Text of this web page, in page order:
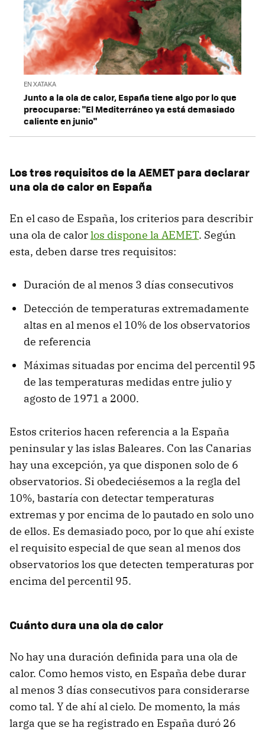
EN XATAKA
Junto a la ola de calor, España tiene algo por lo que
preocuparse: "El Mediterráneo ya está demasiado
caliente en junio"
Los tres requisitos de la AEMET para declarar
una ola de calor en España
En el caso de España, los criterios para describir
una ola de calorlos dispone la AEMET. Según
esta, deben darse tres requisitos:
Duración de al menos 3 días consecutivos
Detección de temperaturas extremadamente
altas en al menos el 10% de los observatorios
de referencia
Máximas situadas por encima del percentil 95
de las temperaturas medidas entre julio y
agosto de 1971 a 2000.
Estos criterios hacen referencia a la España
peninsular y las islas Baleares. Con las Canarias
hay una excepción, ya que disponen solo de 6
observatorios. Si obedeciésemos a la regla del
10%, bastaría con detectar temperaturas
extremas y por encima de lo pautado en solo uno
de ellos. Es demasiado poco, por lo que ahí existe
el requisito especial de que sean al menos dos
observatorios los que detecten temperaturas por
encima del percentil 95.
Cuánto dura una ola de calor
No hay una duración definida para una ola de
calor. Como hemos visto, en España debe durar
al menos 3 días consecutivos para considerarse
como tal. Y de ahí al cielo. De momento, la más
larga que se ha registrado en España duró 26